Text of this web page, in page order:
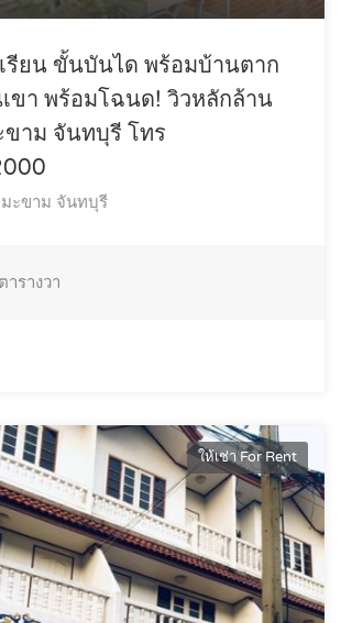
รียน ขั้นบันได พร้อมบ้านตาก
ขา พร้อมโฉนด! วิวหลักล้าน
ขาม จันทบุรี โทร
มะขาม จันทบุรี
ตารางวา
ให้เช่า For Rent